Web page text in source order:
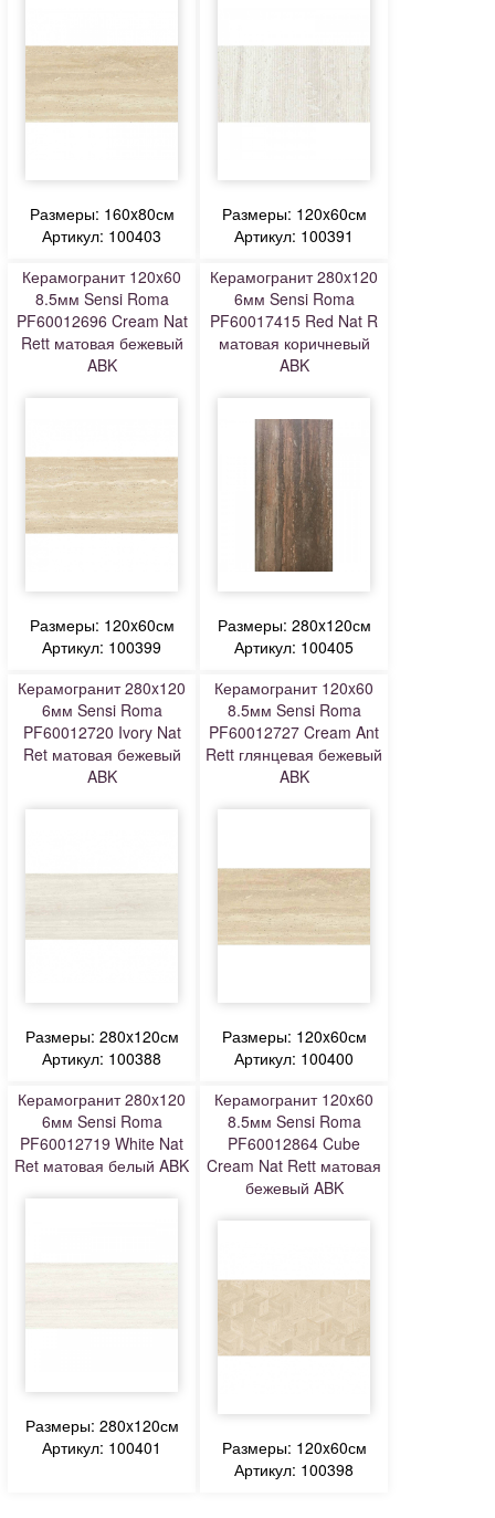
Размеры: 160x80см
Артикул: 100403
Размеры: 120x60см
Артикул: 100391
Керамогранит 120x60
8.5мм Sensi Roma
PF60012696 Cream Nat
Rett матовая бежевый
ABK
Размеры: 120x60см
Артикул: 100399
Керамогранит 280x120
6мм Sensi Roma
PF60017415 Red Nat R
матовая коричневый
ABK
Размеры: 280x120см
Артикул: 100405
Керамогранит 280x120
6мм Sensi Roma
PF60012720 Ivory Nat
Ret матовая бежевый
ABK
Размеры: 280x120см
Артикул: 100388
Керамогранит 120x60
8.5мм Sensi Roma
PF60012727 Cream Ant
Rett глянцевая бежевый
ABK
Размеры: 120x60см
Артикул: 100400
Керамогранит 280x120
6мм Sensi Roma
PF60012719 White Nat
Ret матовая белый ABK
Размеры: 280x120см
Артикул: 100401
Керамогранит 120x60
8.5мм Sensi Roma
PF60012864 Cube
Cream Nat Rett матовая
бежевый ABK
Размеры: 120x60см
Артикул: 100398